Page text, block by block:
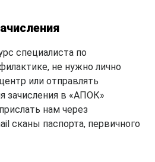
специалиста по
не нужно лично
или отправлять
зачисления в «АПОК»
нам через
сканы паспорта, первичного